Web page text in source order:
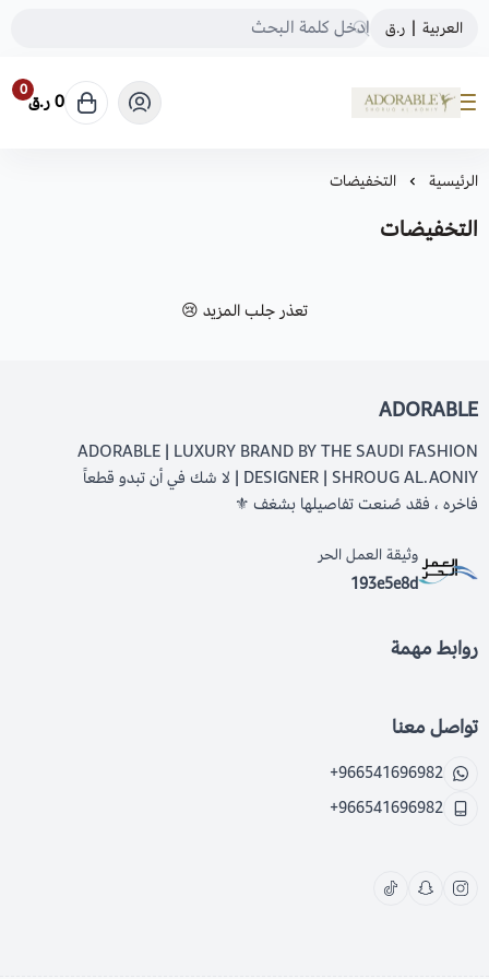
العربية | ر.ق
ADORABLE
0 0 ر.ق
الرئيسية التخفيضات
التخفيضات
تعذر جلب المزيد 😢
ADORABLE
ADORABLE | LUXURY BRAND BY THE SAUDI FASHION
DESIGNER | SHROUG AL.AONIY | لا شك في أن تبدو قطعاً
فاخره ، فقد صُنعت تفاصيلها بشغف ⚜️
وثيقة العمل الحر
193e5e8d
روابط مهمة
تواصل معنا
+966541696982
+966541696982